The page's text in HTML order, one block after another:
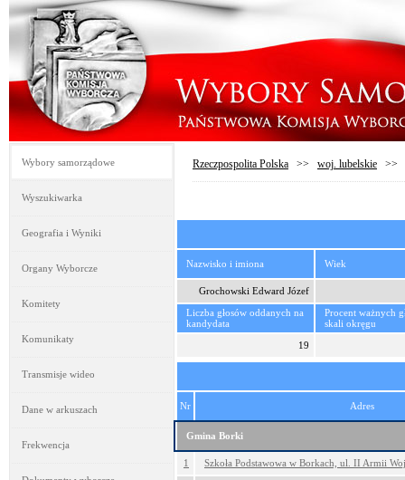
Wybory samorządowe
Wyszukiwarka
Geografia i Wyniki
Organy Wyborcze
Komitety
Komunikaty
Transmisje wideo
Dane w arkuszach
Frekwencja
Rzeczpospolita Polska >> woj. lubelskie >>
Nazwisko i imiona Wiek
Grochowski Edward Józef
Liczba głosów oddanych na
kandydata
Procent ważnych
skali okręgu
19
Nr Adres
Gmina Borki
1 Szkoła Podstawowa w Borkach, ul. II Armii